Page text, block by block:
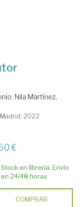
; Nila Martínez,
2022
€
Stock en librería. Envío
en 24/48 horas
COMPRAR